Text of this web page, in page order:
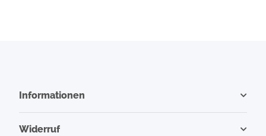
Informationen
Widerruf